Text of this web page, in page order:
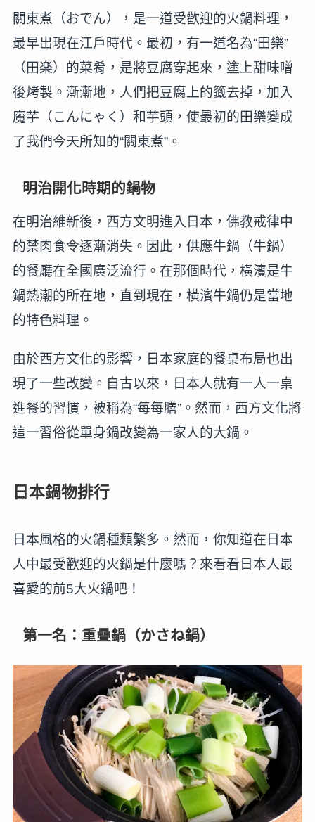
關東煮（おでん），是一道受歡迎的火鍋料理，
最早出現在江戶時代。最初，有一道名為“田樂”
（田楽）的菜肴，是將豆腐穿起來，塗上甜味噌
後烤製。漸漸地，人們把豆腐上的籤去掉，加入
魔芋（こんにゃく）和芋頭，使最初的田樂變成
了我們今天所知的“關東煮”。
明治開化時期的鍋物
在明治維新後，西方文明進入日本，佛教戒律中
的禁肉食令逐漸消失。因此，供應牛鍋（牛鍋）
的餐廳在全國廣泛流行。在那個時代，橫濱是牛
鍋熱潮的所在地，直到現在，橫濱牛鍋仍是當地
的特色料理。
由於西方文化的影響，日本家庭的餐桌布局也出
現了一些改變。自古以來，日本人就有一人一桌
進餐的習慣，被稱為“每每膳”。然而，西方文化將
這一習俗從單身鍋改變為一家人的大鍋。
日本鍋物排行
日本風格的火鍋種類繁多。然而，你知道在日本
人中最受歡迎的火鍋是什麼嗎？來看看日本人最
喜愛的前5大火鍋吧！
第一名：重疊鍋（かさね鍋）